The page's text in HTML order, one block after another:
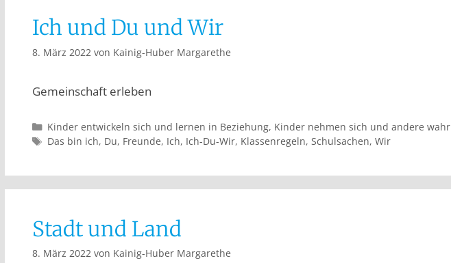
Ich und Du und Wir
8. März 2022 von Kainig-Huber Margarethe
Gemeinschaft erleben
Kinder entwickeln sich und lernen in Beziehung, Kinder nehmen sich und andere wahr
Das bin ich, Du, Freunde, Ich, Ich-Du-Wir, Klassenregeln, Schulsachen, Wir
Stadt und Land
8. März 2022 von Kainig-Huber Margarethe